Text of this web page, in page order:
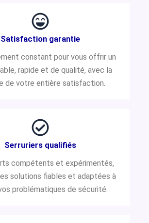
Satisfaction garantie
constant pour vous offrir un
rapide et de qualité, avec la
de votre entière satisfaction.
Serruriers qualifiés
compétents et expérimentés,
solutions fiables et adaptées à
problématiques de sécurité.